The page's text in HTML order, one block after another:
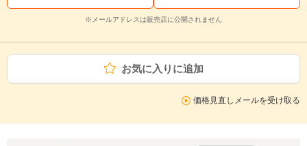
※メールアドレスは販売店に公開されません
お気に入りに追加
価格見直しメールを受け取る